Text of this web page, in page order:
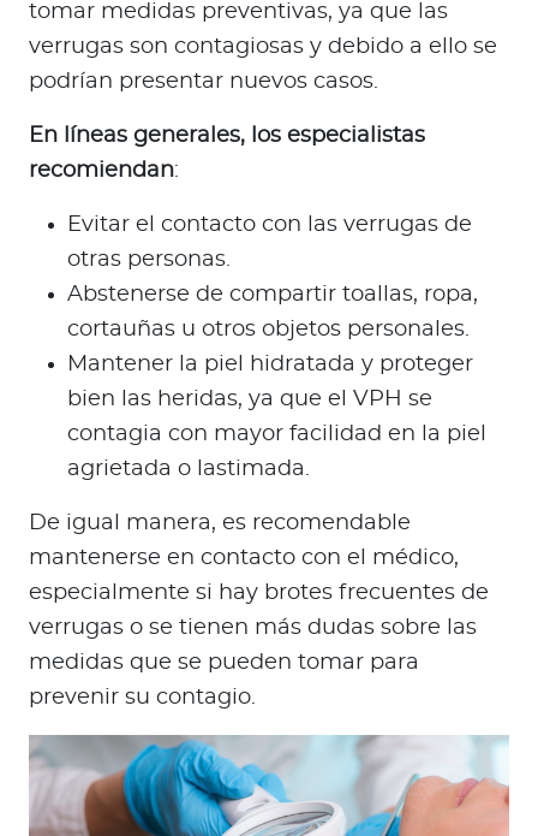
tomar medidas preventivas, ya que las
verrugas son contagiosas y debido a ello se
podrían presentar nuevos casos.
En líneas generales, los especialistas
recomiendan:
Evitar el contacto con las verrugas de
otras personas.
Abstenerse de compartir toallas, ropa,
cortauñas u otros objetos personales.
Mantener la piel hidratada y proteger
bien las heridas, ya que el VPH se
contagia con mayor facilidad en la piel
agrietada o lastimada.
De igual manera, es recomendable
mantenerse en contacto con el médico,
especialmente si hay brotes frecuentes de
verrugas o se tienen más dudas sobre las
medidas que se pueden tomar para
prevenir su contagio.